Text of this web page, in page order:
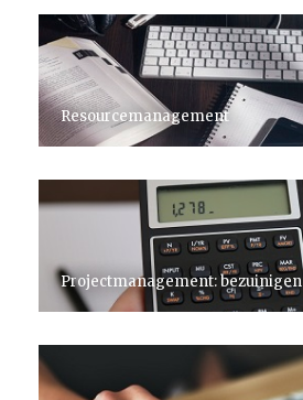
Resourcemanagement
Projectmanagement: bezuinigen